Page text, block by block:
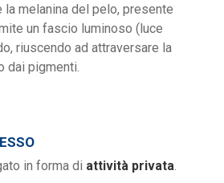
melanina del pelo, presente
un fascio luminoso (luce
riuscendo ad attraversare la
dai pigmenti.
in forma di attività privata